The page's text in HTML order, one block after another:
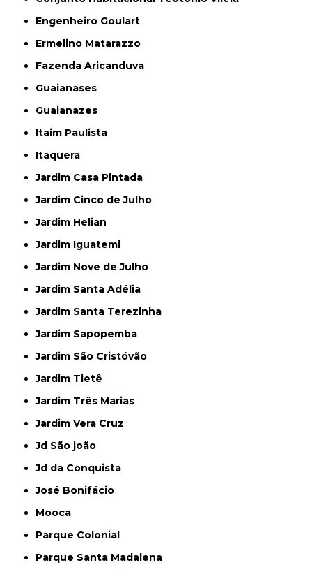
Engenheiro Goulart
Ermelino Matarazzo
Fazenda Aricanduva
Guaianases
Guaianazes
Itaim Paulista
Itaquera
Jardim Casa Pintada
Jardim Cinco de Julho
Jardim Helian
Jardim Iguatemi
Jardim Nove de Julho
Jardim Santa Adélia
Jardim Santa Terezinha
Jardim Sapopemba
Jardim São Cristóvão
Jardim Tietê
Jardim Três Marias
Jardim Vera Cruz
Jd São joão
Jd da Conquista
José Bonifácio
Mooca
Parque Colonial
Parque Santa Madalena